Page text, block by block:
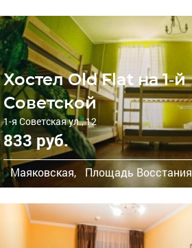
Хостел Old Flat на 1-й
Советской
1-я Советская ул., 12
833 руб.
Маяковская, Площадь Восстания